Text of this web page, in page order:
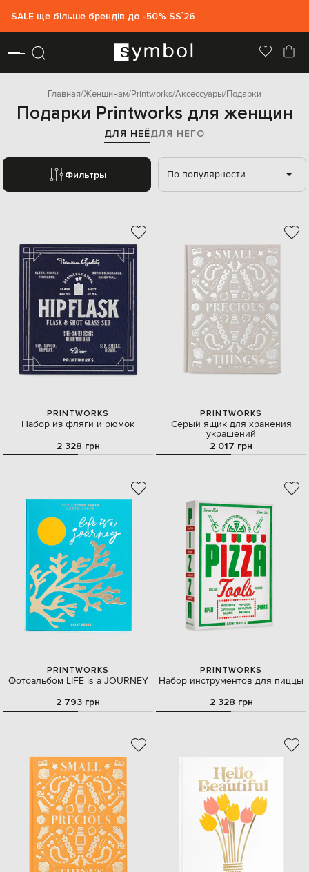
SALE ще більше брендів до -50% SS`26
Главная Женщинам Printworks Аксессуары Подарки
Подарки Printworks для женщин
ДЛЯ НЕЁДЛЯ НЕГО
Фильтры По популярности
PRINTWORKS
Набор из фляги и рюмок
2 328 грн
PRINTWORKS
Серый ящик для хранения
украшений
2 017 грн
PRINTWORKS
Фотоальбом LIFE is a JOURNEY
2 793 грн
PRINTWORKS
Набор инструментов для пиццы
2 328 грн